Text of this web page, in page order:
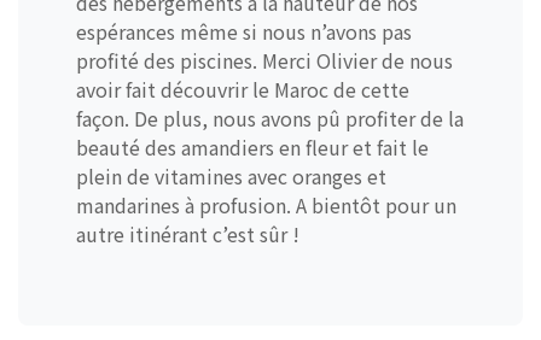
espérances même si nous n’avons pas
profité des piscines. Merci Olivier de nous
avoir fait découvrir le Maroc de cette
façon. De plus, nous avons pû profiter de la
beauté des amandiers en fleur et fait le
plein de vitamines avec oranges et
mandarines à profusion. A bientôt pour un
autre itinérant c’est sûr !